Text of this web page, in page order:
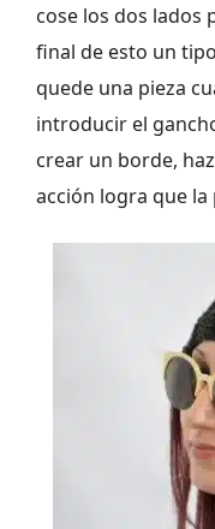
cose los dos lados
final de esto un
quede una pieza
introducir el
crear un borde,
acción logra que